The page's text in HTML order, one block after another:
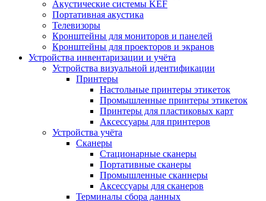
Акустические системы KEF
Портативная акустика
Телевизоры
Кронштейны для мониторов и панелей
Кронштейны для проекторов и экранов
Устройства инвентаризации и учёта
Устройства визуальной идентификации
Принтеры
Настольные принтеры этикеток
Промышленные принтеры этикеток
Принтеры для пластиковых карт
Аксессуары для принтеров
Устройства учёта
Сканеры
Стационарные сканеры
Портативные сканеры
Промышленные сканнеры
Аксессуары для сканеров
Терминалы сбора данных